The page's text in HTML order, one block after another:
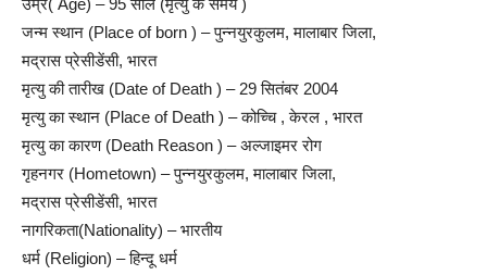
उम्र( Age) – 95 साल (मृत्यु के समय )
जन्म स्थान (Place of born ) – पुन्नयुरकुलम, मालाबार जिला,
मद्रास प्रेसीडेंसी, भारत
मृत्यु की तारीख (Date of Death ) – 29 सितंबर 2004
मृत्यु का स्थान (Place of Death ) – कोच्चि , केरल , भारत
मृत्यु का कारण (Death Reason ) – अल्जाइमर रोग
गृहनगर (Hometown) – पुन्नयुरकुलम, मालाबार जिला,
मद्रास प्रेसीडेंसी, भारत
नागरिकता(Nationality) – भारतीय
धर्म (Religion) – हिन्दू धर्म